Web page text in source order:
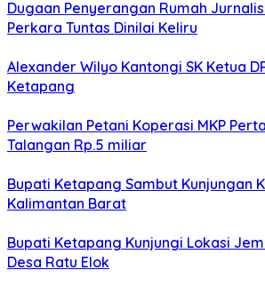
Dugaan Penyerangan Rumah
Perkara Tuntas Dinilai Keliru
Alexander Wilyo Kantongi SK Ketua
Ketapang
Perwakilan Petani Koperasi MKP
Talangan Rp.5 miliar
Bupati Ketapang Sambut Kunjungan
Kalimantan Barat
Bupati Ketapang Kunjungi Lokasi
Desa Ratu Elok